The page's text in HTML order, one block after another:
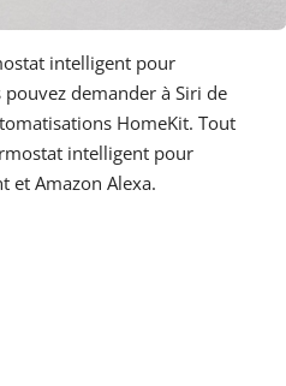
intelligent pour
demander à Siri de
HomeKit. Tout
intelligent pour
et Amazon Alexa.